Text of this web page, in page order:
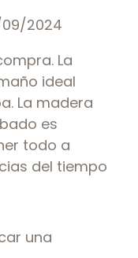
2024
La
ideal
La madera
es
todo a
del tiempo
una